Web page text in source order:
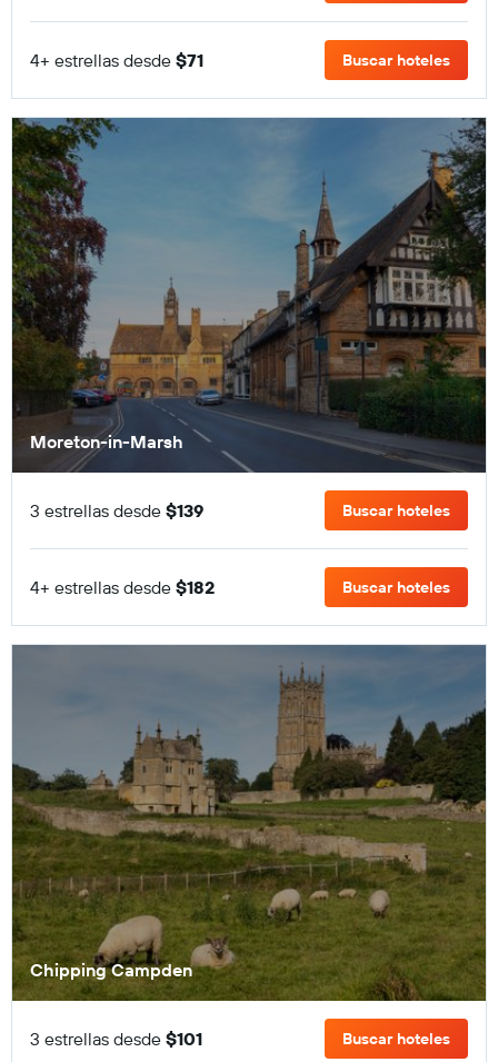
4+ estrellas desde $71 Buscar hoteles
Moreton-in-Marsh
3 estrellas desde $139 Buscar hoteles
4+ estrellas desde $182 Buscar hoteles
Chipping Campden
3 estrellas desde $101 Buscar hoteles